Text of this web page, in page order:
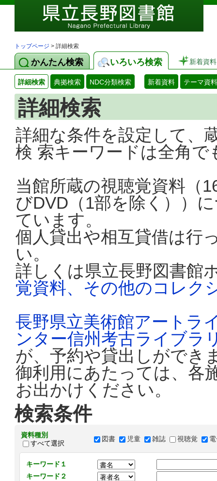
トップページ > 詳細検索
かんたん検索 いろいろ検索 新着資料
詳細検索 典拠検索 NDC分類検索 新着資料 テーマ資料
詳細検索
詳細な条件を設定して、
検 索キーワードは全角
当館所蔵の視聴覚資料（
びDVD（1部を除く））
ています。
個人貸出や相互貸借は行
い。
詳しくは県立長野図書館
覚資料、その他のコレク
長野県立美術館アートラ
ンター信州考古ライブラ
が、予約や貸出しができ
御利用にあたっては、各
お出かけください。
検索条件
資料種別
すべて選択
図書 児童 雑誌 視聴覚
キーワード１
キーワード２